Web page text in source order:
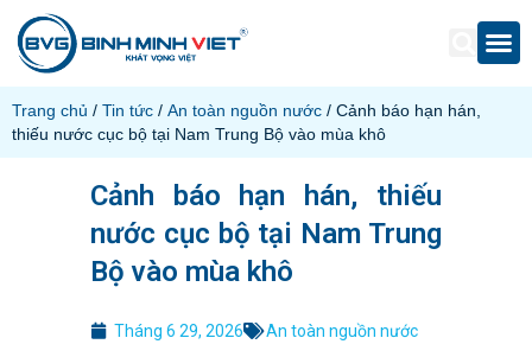
Trang chủ / Tin tức / An toàn nguồn nước / Cảnh báo hạn hán,
thiếu nước cục bộ tại Nam Trung Bộ vào mùa khô
Cảnh báo hạn hán, thiếu
nước cục bộ tại Nam Trung
Bộ vào mùa khô
Tháng 6 29, 2026 An toàn nguồn nước